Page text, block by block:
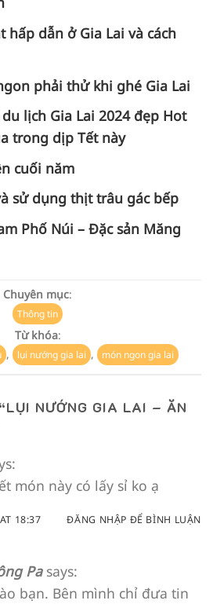
hấp dẫn ở Gia Lai và cách
phải thử khi ghé Gia Lai
lịch Gia Lai 2024 đẹp Hot
trong dịp Tết này
cuối năm
sử dụng thịt trâu gác bếp
Phố Núi – Đặc sản Măng
Chuyên mục:
Thông tin
Từ khóa:
, lụi nướng gia lai , món ngon gia lai
LỤI NƯỚNG GIA LAI – ĂN
món này có lấy sỉ ko ạ
18:37 ĐĂNG NHẬP ĐỂ BÌNH LUẬN
Pa says:
bạn. Bên mình chỉ đưa tin